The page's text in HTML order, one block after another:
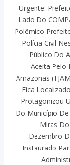
Urgente:
Lado Do
Polêmico
Polícia Civil
Público Do
Aceita Pelo
Amazonas
Fica
Protagonizou
Do Município De
Miras
Dezembro
Instaurado